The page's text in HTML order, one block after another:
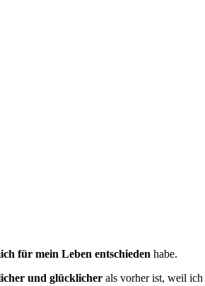
für mein Leben entschieden habe.
und glücklicher als vorher ist, weil ich